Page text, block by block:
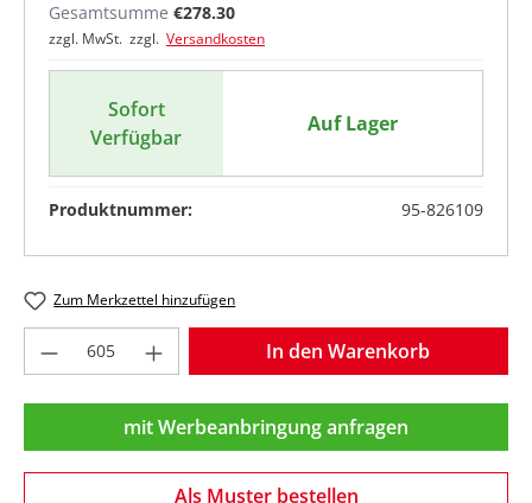
Gesamtsumme €278.30
zzgl. MwSt. zzgl. Versandkosten
Sofort
Verfügbar
Auf Lager
Produktnummer: 95-826109
Zum Merkzettel hinzufügen
Produkt Anzahl: Gib den gewünschten
In den Warenkorb
mit Werbeanbringung anfragen
Als Muster bestellen